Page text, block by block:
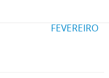
FEVEREIRO